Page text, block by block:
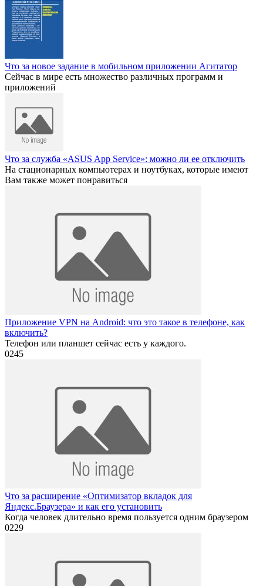
Что за новое задание в мобильном приложении Агитатор
Сейчас в мире есть множество различных программ и
приложений
Что за служба «ASUS App Service»: можно ли ее отключить
На стационарных компьютерах и ноутбуках, которые имеют
Вам также может понравиться
Приложение VPN на Android: что это такое в телефоне, как
включить?
Телефон или планшет сейчас есть у каждого.
0245
Что за расширение «Оптимизатор вкладок для
Яндекс.Браузера» и как его установить
Когда человек длительно время пользуется одним браузером
0229